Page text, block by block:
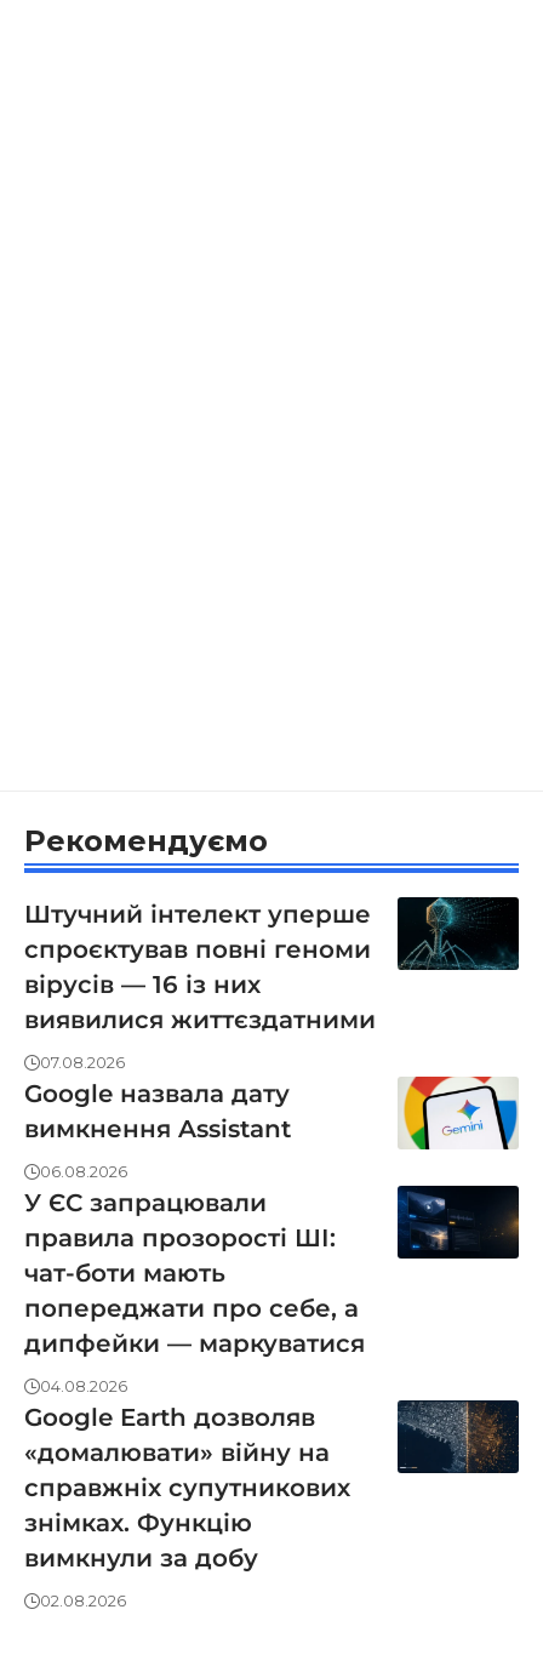
Рекомендуємо
Штучний інтелект уперше
спроєктував повні геноми
вірусів — 16 із них
виявилися життєздатними
07.08.2026
Google назвала дату
вимкнення Assistant
06.08.2026
У ЄС запрацювали
правила прозорості ШІ:
чат-боти мають
попереджати про себе, а
дипфейки — маркуватися
04.08.2026
Google Earth дозволяв
«домалювати» війну на
справжніх супутникових
знімках. Функцію
вимкнули за добу
02.08.2026